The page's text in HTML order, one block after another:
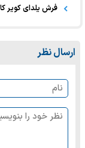
فرش یلدای کویر
ارسال نظر